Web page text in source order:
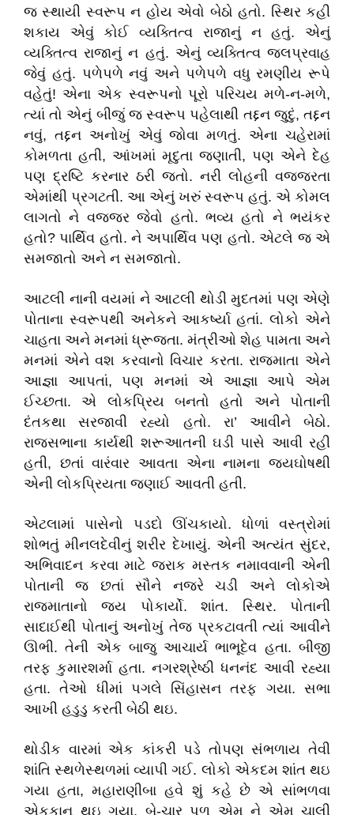
જ સ્થાયી સ્વરૂપ ન હોય એવો બેઠો હતો. સ્થિર કહી
શકાય એવું કોઈ વ્યક્તિત્વ રાજાનું ન હતું. એનું
વ્યક્તિત્વ રાજાનું ન હતું. એનું વ્યક્તિત્વ જલપ્રવાહ
જેવું હતું. પળેપળે નવું અને પળેપળે વધુ રમણીય રૂપે
વહેતું! એના એક સ્વરૂપનો પૂરો પરિચય મળે-ન-મળે,
ત્યાં તો એનું બીજું જ સ્વરૂપ પહેલાથી તદ્દન જુદું, તદ્દન
નવું, તદ્દન અનોખું એવું જોવા મળતું. એના ચહેરામાં
કોમળતા હતી, આંખમાં મૃદુતા જણાતી, પણ એને દેહ
પણ દ્રષ્ટિ કરનાર ઠરી જતો. નરી લોહની વજ્જરતા
એમાંથી પ્રગટતી. આ એનું ખરું સ્વરૂપ હતું. એ કોમલ
લાગતો ને વજ્જર જેવો હતો. ભવ્ય હતો ને ભયંકર
હતો? પાર્થિવ હતો. ને અપાર્થિવ પણ હતો. એટલે જ એ
સમજાતો અને ન સમજાતો.
આટલી નાની વયમાં ને આટલી થોડી મુદતમાં પણ એણે
પોતાના સ્વરૂપથી અનેકને આકર્ષ્યા હતાં. લોકો એને
ચાહતા અને મનમાં ધ્રૂજતા. મંત્રીઓ શેહ પામતા અને
મનમાં એને વશ કરવાનો વિચાર કરતા. રાજમાતા એને
આજ્ઞા આપતાં, પણ મનમાં એ આજ્ઞા આપે એમ
ઈચ્છતા. એ લોકપ્રિય બનતો હતો અને પોતાની
દંતકથા સરજાવી રહ્યો હતો. રા’ આવીને બેઠો.
રાજસભાના કાર્યથી શરૂઆતની ઘડી પાસે આવી રહી
હતી, છતાં વારંવાર આવતા એના નામના જયઘોષથી
એની લોકપ્રિયતા જણાઈ આવતી હતી.
એટલામાં પાસેનો પડદો ઊંચકાયો. ધોળાં વસ્ત્રોમાં
શોભતું મીનલદેવીનું શરીર દેખાયું. એની અત્યંત સુંદર,
અભિવાદન કરવા માટે જરાક મસ્તક નમાવવાની એની
પોતાની જ છતાં સૌને નજરે ચડી અને લોકોએ
રાજમાતાનો જય પોકાર્યો. શાંત. સ્થિર. પોતાની
સાદાઈથી પોતાનું અનોખું તેજ પ્રકટાવતી ત્યાં આવીને
ઊભી. તેની એક બાજુ આચાર્ય ભાભૂદેવ હતા. બીજી
તરફ કુમારશર્મા હતા. નગરશ્રેષ્ઠી ધનનંદ આવી રહ્યા
હતા. તેઓ ધીમાં પગલે સિંહાસન તરફ ગયા. સભા
આખી હડુડુ કરતી બેઠી થઇ.
થોડીક વારમાં એક કાંકરી પડે તોપણ સંભળાય તેવી
શાંતિ સ્થળેસ્થળમાં વ્યાપી ગઈ. લોકો એકદમ શાંત થઇ
ગયા હતા, મહારાણીબા હવે શું કહે છે એ સાંભળવા
એકકાન થઇ ગયા. બે-ચાર પળ એમ ને એમ ચાલી